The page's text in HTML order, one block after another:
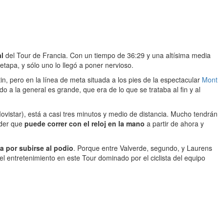
del Tour de Francia. Con un tiempo de 36:29 y una altísima media
y sólo uno lo llegó a poner nervioso.
pero en la línea de meta situada a los pies de la espectacular Mont
a la general es grande, que era de lo que se trataba al fin y al
está a casi tres minutos y medio de distancia. Mucho tendrán
que puede correr con el reloj en la mano a partir de ahora y
por subirse al podio. Porque entre Valverde, segundo, y Laurens
en este Tour dominado por el ciclista del equipo